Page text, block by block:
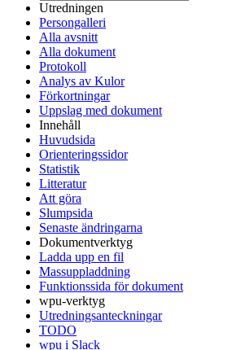
Utredningen
Persongalleri
Alla avsnitt
Alla dokument
Protokoll
Analys av Kulor
Förkortningar
Uppslag med dokument
Innehåll
Huvudsida
Orienteringssidor
Statistik
Litteratur
Att göra
Slumpsida
Senaste ändringarna
Dokumentverktyg
Ladda upp en fil
Massuppladdning
Funktionssida för dokument
wpu-verktyg
Utredningsanteckningar
TODO
wpu i Slack